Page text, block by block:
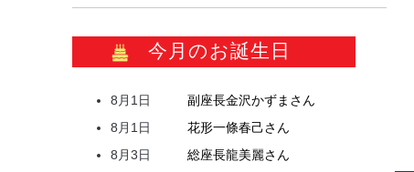
今月のお誕生日
8月1日 副座長金沢かずま さん
8月1日
花形一條春己さん
8月3日
総座長龍美麗さん